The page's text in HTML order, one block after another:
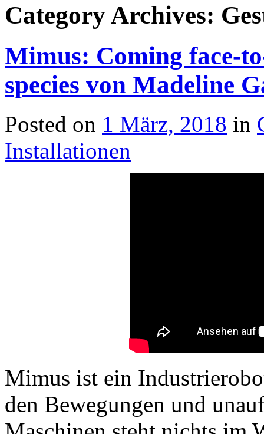
Category Archives:
Mimus: Coming face-
species von Madeline
Posted on 1 März, 2018 in
Installationen
Mimus ist ein
den Bewegungen und